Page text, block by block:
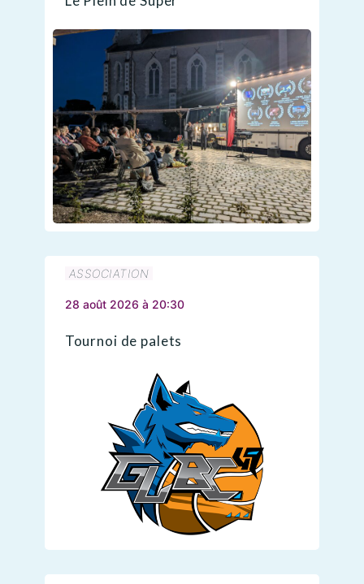
ASSOCIATION
28 août 2026 à 20:30
Tournoi de palets